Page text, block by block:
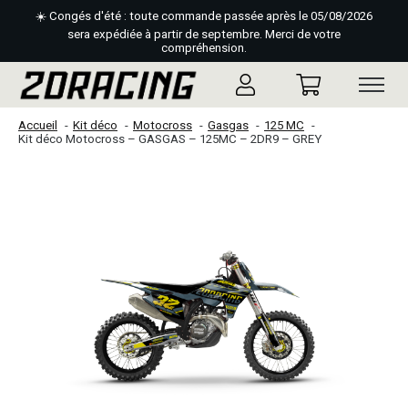
☀️ Congés d'été : toute commande passée après le 05/08/2026
sera expédiée à partir de septembre. Merci de votre
compréhension.
Accueil Kit déco Motocross Gasgas
125 MC
Kit déco Motocross – GASGAS – 125MC – 2DR9 – GREY